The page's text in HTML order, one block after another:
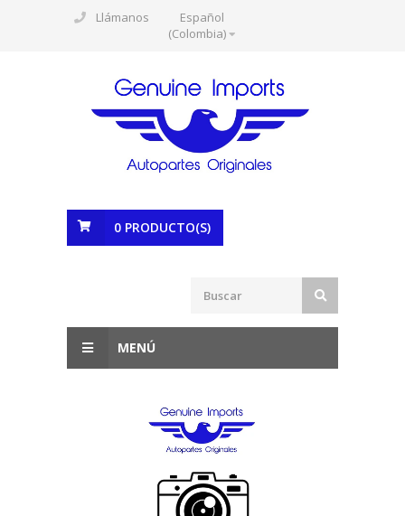
Llámanos
Español
(Colombia)
0 PRODUCTO(S)
MENÚ